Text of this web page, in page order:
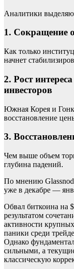
Аналитики
1. Сокращение
Как только
начнет
2. Рост
инвесторов
Южная Корея и
восстановление
3.
Чем выше объем
глубина падений.
По мнению
уже в декабре —
Обвал биткоина на
результатом
активности
паники среди
Однако
сильными, а
классическую